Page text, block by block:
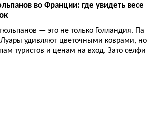
во Франции: где увидеть весе
— это не только Голландия. Па
удивляют цветочными коврами, но
туристов и ценам на вход. Зато селфи